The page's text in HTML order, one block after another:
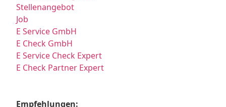
Stellenangebot
Job
E Service GmbH
E Check GmbH
E Service Check Expert
E Check Partner Expert
Empfehlungen: